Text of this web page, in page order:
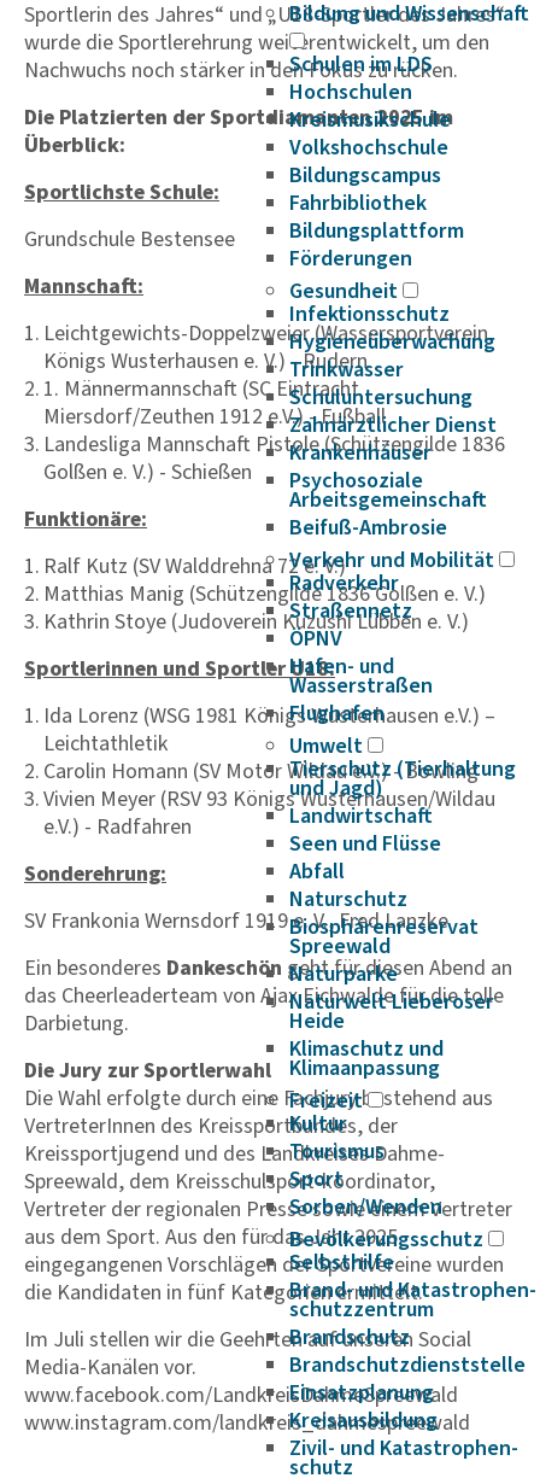
Bildung und Wissenschaft
Schulen im LDS
Hochschulen
Kreismusikschule
Volkshochschule
Bildungscampus
Fahrbibliothek
Bildungsplattform
Förderungen
Gesundheit
Infektionsschutz
Hygieneüberwachung
Trinkwasser
Schuluntersuchung
Zahnärztlicher Dienst
Krankenhäuser
Psychosoziale
Arbeitsgemeinschaft
Beifuß-Ambrosie
Verkehr und Mobilität
Radverkehr
Straßennetz
ÖPNV
Hafen- und
Wasserstraßen
Flughafen
Umwelt
Tierschutz (Tierhaltung
und Jagd)
Landwirtschaft
Seen und Flüsse
Abfall
Naturschutz
Biosphärenreservat
Spreewald
Naturparke
Naturwelt Lieberoser
Heide
Klimaschutz und
Klimaanpassung
Freizeit
Kultur
Tourismus
Sport
Sorben/Wenden
Bevöl­ke­rungs­schutz
Selbst­hilfe
Brand- und Kata­s­tro­­phen­­
schutz­­zen­trum
Brand­schutz
Brand­schutz­dienst­stelle
Einsatz­pla­nung
Kreis­aus­­bil­­dung
Zivil- und Kata­s­tro­­phen­­
schutz
Sportlerin des Jahres“ und „U18-Sportler des Jahres“
wurde die Sportlerehrung weiterentwickelt, um den
Nachwuchs noch stärker in den Fokus zu rücken.
Die Platzierten der Sportdiamanten 2025 im
Überblick:
Sportlichste Schule:
Grundschule Bestensee
Mannschaft:
Leichtgewichts-Doppelzweier (Wassersportverein
Königs Wusterhausen e. V.) - Rudern
1. Männermannschaft (SC Eintracht
Miersdorf/Zeuthen 1912 e.V.) - Fußball
Landesliga Mannschaft Pistole (Schützengilde 1836
Golßen e. V.) - Schießen
Funktionäre:
Ralf Kutz (SV Walddrehna 72 e. V.)
Matthias Manig (Schützengilde 1836 Golßen e. V.)
Kathrin Stoye (Judoverein Kuzushi Lübben e. V.)
Sportlerinnen und Sportler U18:
Ida Lorenz (WSG 1981 Königs Wusterhausen e.V.) –
Leichtathletik
Carolin Homann (SV Motor Wildau e.V.) - Bowling
Vivien Meyer (RSV 93 Königs Wusterhausen/Wildau
e.V.) - Radfahren
Sonderehrung:
SV Frankonia Wernsdorf 1919 e. V., Fred Lanzke
Ein besonderes Dankeschön geht für diesen Abend an
das Cheerleaderteam von Ajax Eichwalde für die tolle
Darbietung.
Die Jury zur Sportlerwahl
Die Wahl erfolgte durch eine Fachjury bestehend aus
VertreterInnen des Kreissportbundes, der
Kreissportjugend und des Landkreises Dahme-
Spreewald, dem Kreisschulsport-koordinator,
Vertreter der regionalen Presse sowie einem Vertreter
aus dem Sport. Aus den für das Jahr 2025
eingegangenen Vorschlägen der Sportvereine wurden
die Kandidaten in fünf Kategorien ermittelt.
Im Juli stellen wir die Geehrten auf unseren Social
Media-Kanälen vor.
www.facebook.com/LandkreisDahmeSpreewald
www.instagram.com/landkreis_dahmespreewald